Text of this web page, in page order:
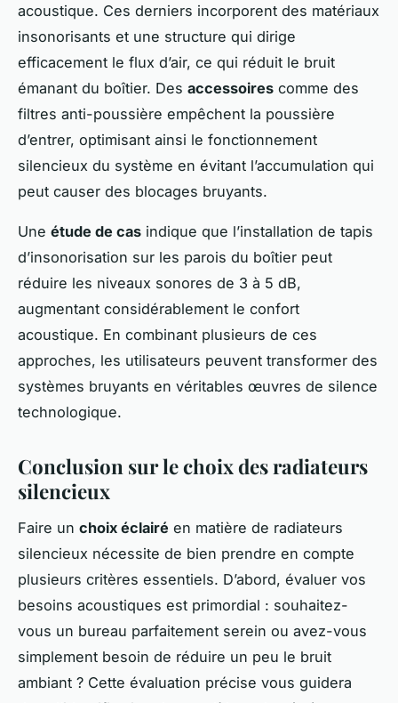
acoustique. Ces derniers incorporent des matériaux
insonorisants et une structure qui dirige
efficacement le flux d’air, ce qui réduit le bruit
émanant du boîtier. Des accessoires comme des
filtres anti-poussière empêchent la poussière
d’entrer, optimisant ainsi le fonctionnement
silencieux du système en évitant l’accumulation qui
peut causer des blocages bruyants.
Une étude de cas indique que l’installation de tapis
d’insonorisation sur les parois du boîtier peut
réduire les niveaux sonores de 3 à 5 dB,
augmentant considérablement le confort
acoustique. En combinant plusieurs de ces
approches, les utilisateurs peuvent transformer des
systèmes bruyants en véritables œuvres de silence
technologique.
Conclusion sur le choix des radiateurs
silencieux
Faire un choix éclairé en matière de radiateurs
silencieux nécessite de bien prendre en compte
plusieurs critères essentiels. D’abord, évaluer vos
besoins acoustiques est primordial : souhaitez-
vous un bureau parfaitement serein ou avez-vous
simplement besoin de réduire un peu le bruit
ambiant ? Cette évaluation précise vous guidera